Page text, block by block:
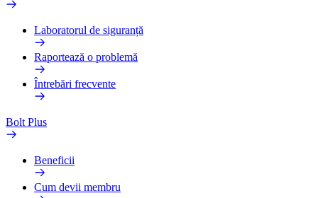
Laboratorul de siguranță
Raportează o problemă
Întrebări frecvente
Bolt Plus
Beneficii
Cum devii membru